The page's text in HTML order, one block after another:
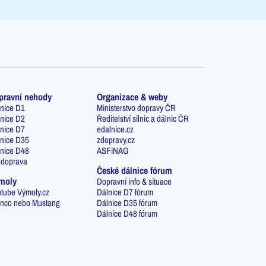
nehody
D1
D2
D7
D35
D48
Výmoly.cz
nebo Mustang
Organizace & weby
Ministerstvo dopravy ČR
Ředitelství silnic a dálnic ČR
edalnice.cz
zdopravy.cz
ASFiNAG
České dálnice fórum
Dopravní info & situace
Dálnice D7 fórum
Dálnice D35 fórum
Dálnice D48 fórum